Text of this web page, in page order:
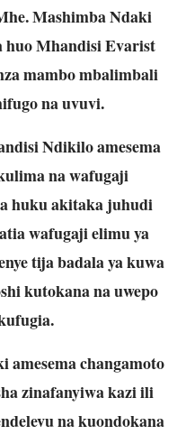
Mashimba Ndaki
huo Mhandisi Evarist
mambo mbalimbali
na uvuvi.
Ndikilo amesema
na wafugaji
huku akitaka juhudi
wafugaji elimu ya
tija badala ya kuwa
kutokana na uwepo
amesema changamoto
zinafanyiwa kazi ili
na kuondokana